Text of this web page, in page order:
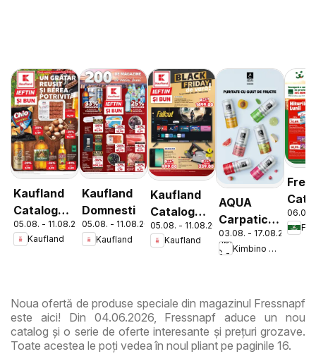
Kaufland
Catalog
Tematic
05.08. - 11.08.2026
Kaufland
Kaufland
Domnesti
05.08. - 11.08.2026
Kaufland
Kaufland
Catalog
Nonfood
05.08. - 11.08.2026
Kaufland
AQUA
Carpatica
Flavours
03.08. - 17.08.2026
Kimbino MG - RO
06.08.
Noua ofertă de produse speciale din magazinul Fressnapf
este aici! Din 04.06.2026, Fressnapf aduce un nou
catalog și o serie de oferte interesante și prețuri grozave.
Toate acestea le poți vedea în noul pliant pe paginile 16.